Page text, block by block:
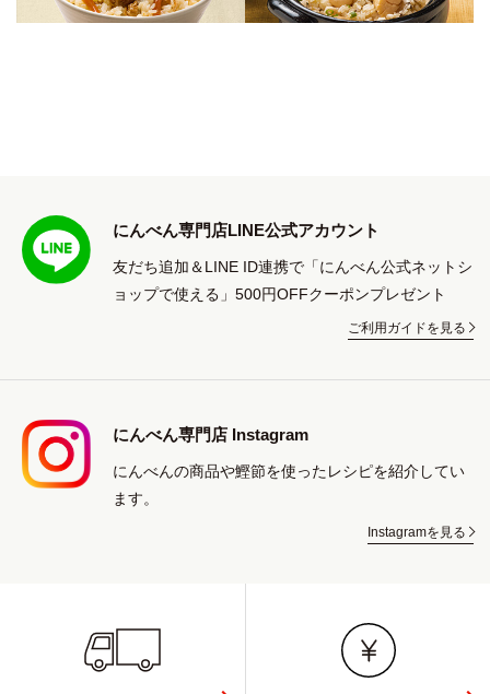
にんべん専門店LINE公式アカウント
友だち追加＆LINE ID連携で「にんべん公式ネットシ
ョップで使える」500円OFFクーポンプレゼント
ご利用ガイドを見る
にんべん専門店 Instagram
にんべんの商品や鰹節を使ったレシピを紹介してい
ます。
Instagramを見る